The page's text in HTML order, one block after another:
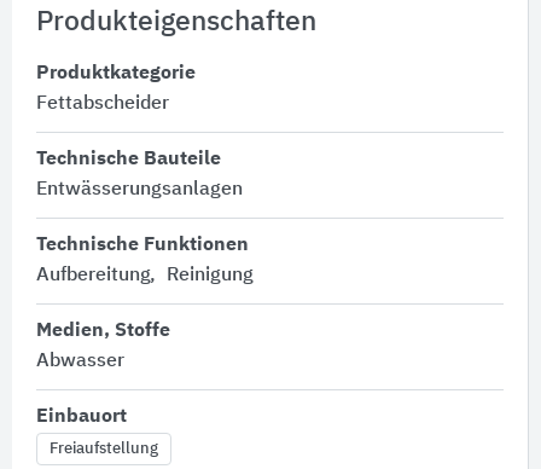
Produkteigenschaften
Produktkategorie
Fettabscheider
Technische Bauteile
Entwässerungsanlagen
Technische Funktionen
Aufbereitung
Reinigung
Medien, Stoffe
Abwasser
Einbauort
Freiaufstellung